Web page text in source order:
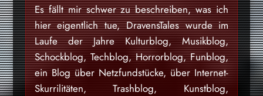
Es fällt mir schwer zu beschreiben, was ich
hier eigentlich tue, DravensTales wurde im
Laufe der Jahre Kulturblog, Musikblog,
Schockblog, Techblog, Horrorblog, Funblog,
ein Blog über Netzfundstücke, über Internet-
Skurrilitäten, Trashblog, Kunstblog,